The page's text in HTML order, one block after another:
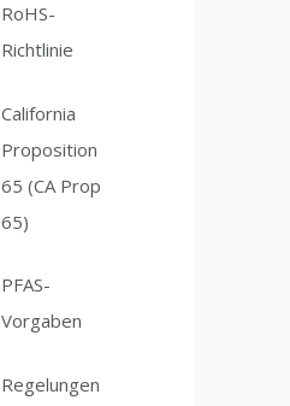
RoHS-
Richtlinie
California
Proposition
65 (CA Prop
65)
PFAS-
Vorgaben
Regelungen